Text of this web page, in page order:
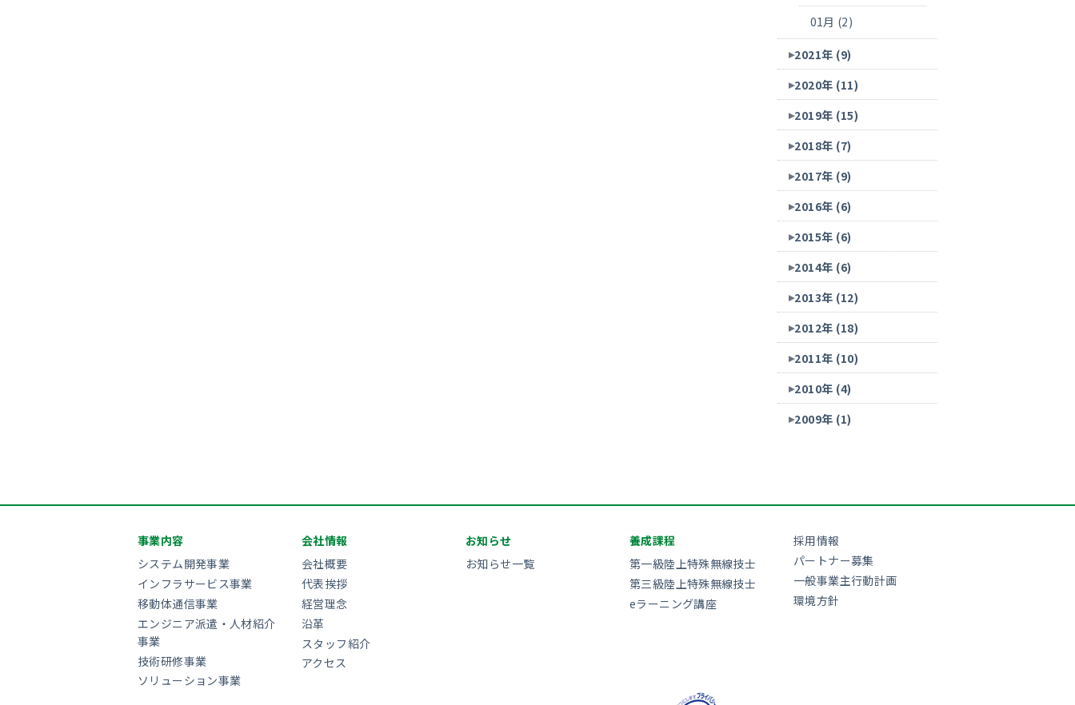
01月 (2)
2021年 (9)
2020年 (11)
2019年 (15)
2018年 (7)
2017年 (9)
2016年 (6)
2015年 (6)
2014年 (6)
2013年 (12)
2012年 (18)
2011年 (10)
2010年 (4)
2009年 (1)
事業内容
システム開発事業
インフラサービス事業
移動体通信事業
エンジニア派遣・人材紹介
事業
技術研修事業
ソリューション事業
会社情報
会社概要
代表挨拶
経営理念
沿革
スタッフ紹介
アクセス
お知らせ
お知らせ一覧
養成課程
第一級陸上特殊無線技士
第三級陸上特殊無線技士
eラーニング講座
採用情報
パートナー募集
一般事業主行動計画
環境方針